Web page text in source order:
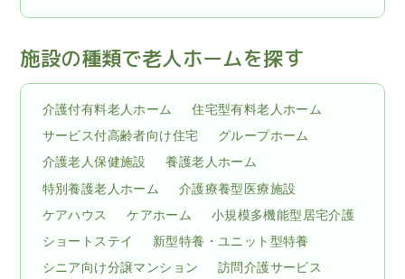
施設の種類で老人ホームを探す
介護付有料老人ホーム
住宅型有料老人ホーム
サービス付高齢者向け住宅
グループホーム
介護老人保健施設
養護老人ホーム
特別養護老人ホーム
介護療養型医療施設
ケアハウス
ケアホーム
小規模多機能型居宅介護
ショートステイ
新型特養・ユニット型特養
シニア向け分譲マンション
訪問介護サービス